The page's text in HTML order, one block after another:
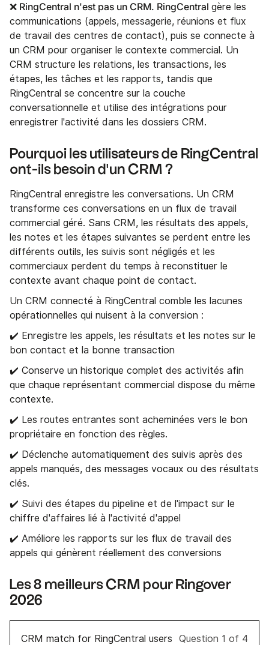
❌ RingCentral n'est pas un CRM. RingCentral gère les
communications (appels, messagerie, réunions et flux
de travail des centres de contact), puis se connecte à
un CRM pour organiser le contexte commercial. Un
CRM structure les relations, les transactions, les
étapes, les tâches et les rapports, tandis que
RingCentral se concentre sur la couche
conversationnelle et utilise des intégrations pour
enregistrer l'activité dans les dossiers CRM.
Pourquoi les utilisateurs de RingCentral
ont-ils besoin d'un CRM ?
RingCentral enregistre les conversations. Un CRM
transforme ces conversations en un flux de travail
commercial géré. Sans CRM, les résultats des appels,
les notes et les étapes suivantes se perdent entre les
différents outils, les suivis sont négligés et les
commerciaux perdent du temps à reconstituer le
contexte avant chaque point de contact.
Un CRM connecté à RingCentral comble les lacunes
opérationnelles qui nuisent à la conversion :
✔️ Enregistre les appels, les résultats et les notes sur le
bon contact et la bonne transaction
✔️ Conserve un historique complet des activités afin
que chaque représentant commercial dispose du même
contexte.
✔️ Les routes entrantes sont acheminées vers le bon
propriétaire en fonction des règles.
✔️ Déclenche automatiquement des suivis après des
appels manqués, des messages vocaux ou des résultats
clés.
✔️ Suivi des étapes du pipeline et de l'impact sur le
chiffre d'affaires lié à l'activité d'appel
✔️ Améliore les rapports sur les flux de travail des
appels qui génèrent réellement des conversions
Les 8 meilleurs CRM pour Ringover
2026
CRM match for RingCentral users Question 1 of 4